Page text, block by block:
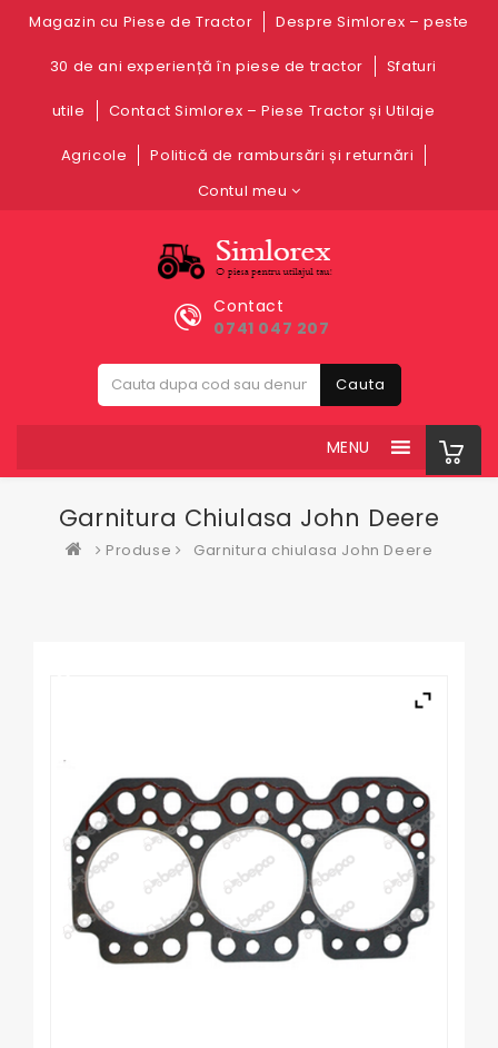
Magazin cu Piese de Tractor Despre Simlorex – peste
30 de ani experiență în piese de tractor Sfaturi
utile Contact Simlorex – Piese Tractor și Utilaje
Agricole
Politică de rambursări și returnări
Contul meu
Contact
0741 047 207
Cauta
MENU
Garnitura Chiulasa John Deere
Produse Garnitura chiulasa John Deere